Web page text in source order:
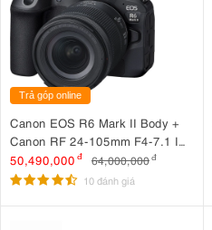
Trả góp online
Canon EOS R6 Mark II Body +
Canon RF 24-105mm F4-7.1 IS
STM
50,490,000 đ 64,000,000đ
10 đánh giá